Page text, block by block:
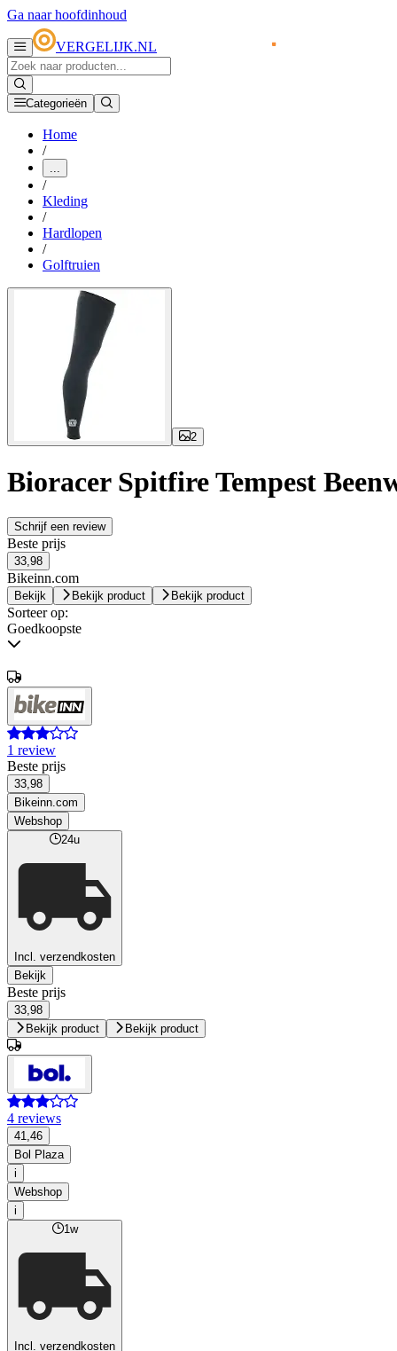
Ga naar hoofdinhoud
VERGELIJK.NL
Categorieën
Home
/
...
/
Kleding
/
Hardlopen
/
Golftruien
2
Bioracer Spitfire Tempest
Schrijf een review
Beste prijs
33,98
Bikeinn.com
Bekijk Bekijk product Bekijk product
Sorteer op:
Goedkoopste
1 review
Beste prijs
33,98
Bikeinn.com
Webshop
24u
Incl. verzendkosten
Bekijk
Beste prijs
33,98
Bekijk product
Bekijk product
4 reviews
41,46
Bol Plaza
i
Webshop
i
1w
Incl. verzendkosten